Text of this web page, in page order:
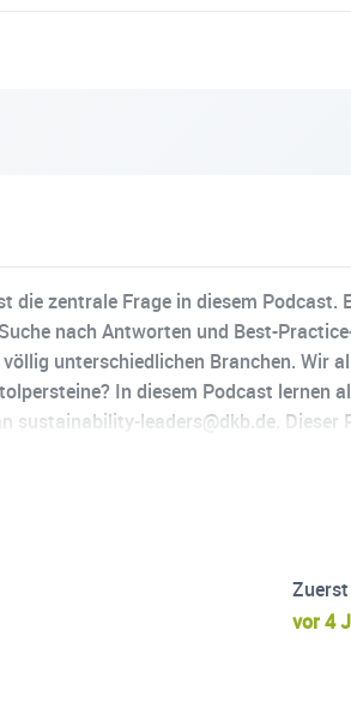
die zentrale Frage in diesem
nach Antworten und Best-
unterschiedlichen Branchen. Wir
In diesem Podcast
sustainability-leaders@dkb.de.
vor 4